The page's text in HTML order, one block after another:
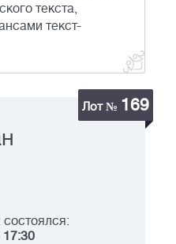
текста,
текст-
Лот № 169
17:30